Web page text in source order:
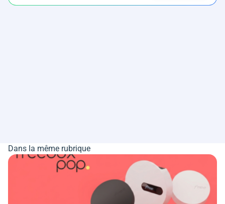
Dans la même rubrique